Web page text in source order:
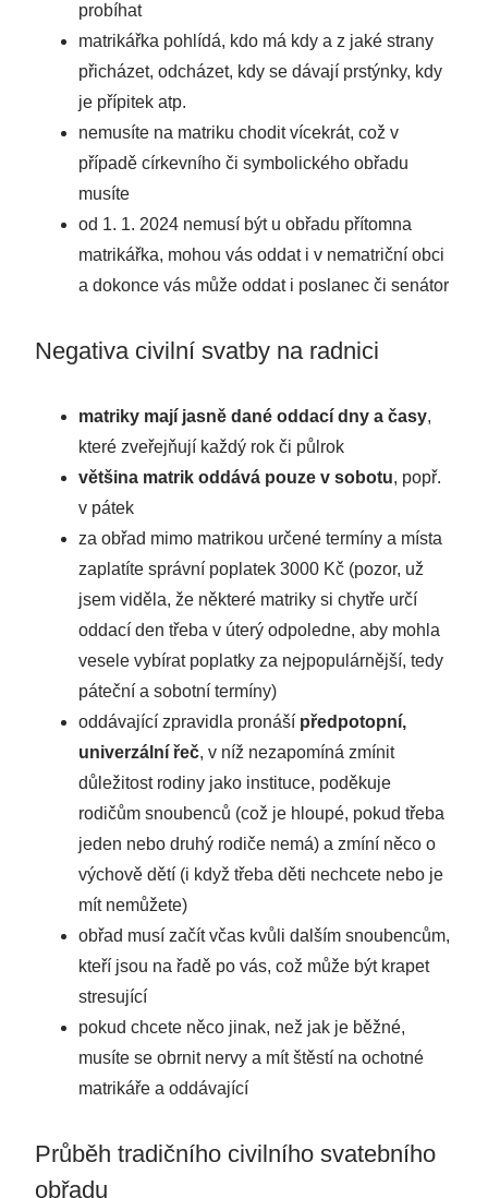
probíhat
matrikářka pohlídá, kdo má kdy a z jaké strany
přicházet, odcházet, kdy se dávají prstýnky, kdy
je přípitek atp.
nemusíte na matriku chodit vícekrát, což v
případě církevního či symbolického obřadu
musíte
od 1. 1. 2024 nemusí být u obřadu přítomna
matrikářka, mohou vás oddat i v nematriční obci
a dokonce vás může oddat i poslanec či senátor
Negativa civilní svatby na radnici
matriky mají jasně dané oddací dny a časy,
které zveřejňují každý rok či půlrok
většina matrik oddává pouze v sobotu, popř.
v pátek
za obřad mimo matrikou určené termíny a místa
zaplatíte správní poplatek 3000 Kč (pozor, už
jsem viděla, že některé matriky si chytře určí
oddací den třeba v úterý odpoledne, aby mohla
vesele vybírat poplatky za nejpopulárnější, tedy
páteční a sobotní termíny)
oddávající zpravidla pronáší předpotopní,
univerzální řeč, v níž nezapomíná zmínit
důležitost rodiny jako instituce, poděkuje
rodičům snoubenců (což je hloupé, pokud třeba
jeden nebo druhý rodiče nemá) a zmíní něco o
výchově dětí (i když třeba děti nechcete nebo je
mít nemůžete)
obřad musí začít včas kvůli dalším snoubencům,
kteří jsou na řadě po vás, což může být krapet
stresující
pokud chcete něco jinak, než jak je běžné,
musíte se obrnit nervy a mít štěstí na ochotné
matrikáře a oddávající
Průběh tradičního civilního svatebního
obřadu